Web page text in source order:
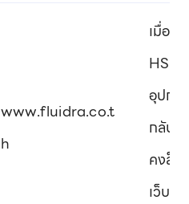
www.fluidra.co.t
h
เมื่อคุ
อุปกร
กลับม
คงล็อ
เว็บไ